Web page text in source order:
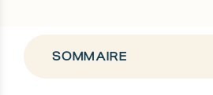
SOMMAIRE